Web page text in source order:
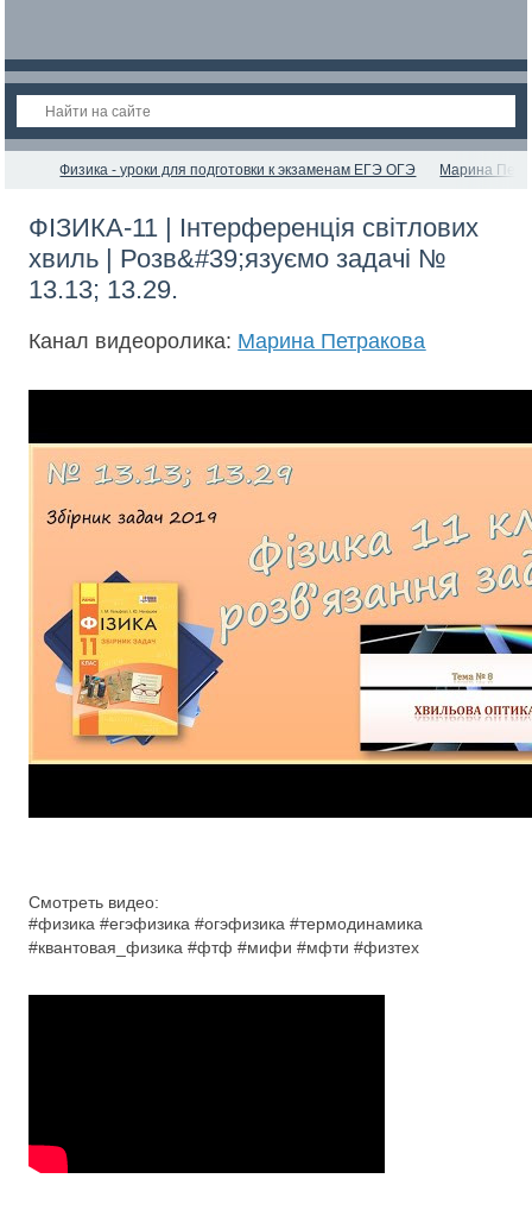
Физика - уроки для подготовки к экзаменам ЕГЭ ОГЭ Марина
ФІЗИКА-11 | Інтерференція світлових
хвиль | Розв&#39;язуємо задачі №
13.13; 13.29.
Канал видеоролика: Марина Петракова
Смотреть видео:
#физика #егэфизика #огэфизика #термодинамика
#квантовая_физика #фтф #мифи #мфти #физтех